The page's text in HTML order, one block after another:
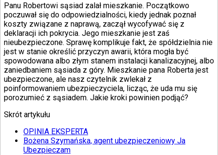
Panu Robertowi sąsiad zalał mieszkanie. Początkowo
poczuwał się do odpowiedzialności, kiedy jednak poznał
koszty związane z naprawą, zaczął wycofywać się z
deklaracji ich pokrycia. Jego mieszkanie jest zaś
nieubezpieczone. Sprawę komplikuje fakt, że spółdzielnia nie
jest w stanie określić przyczyn awarii, która mogła być
spowodowana albo złym stanem instalacji kanalizacyjnej, albo
zaniedbaniem sąsiada z góry. Mieszkanie pana Roberta jest
ubezpieczone, ale nasz czytelnik zwlekał z
poinformowaniem ubezpieczyciela, licząc, że uda mu się
porozumieć z sąsiadem. Jakie kroki powinien podjąć?
Skrót artykułu
OPINIA EKSPERTA
Bożena Szymańska, agent ubezpieczeniowy Ja
Ubezpieczam